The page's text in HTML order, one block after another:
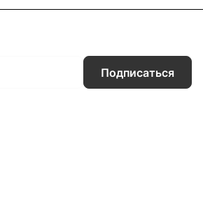
Подписаться